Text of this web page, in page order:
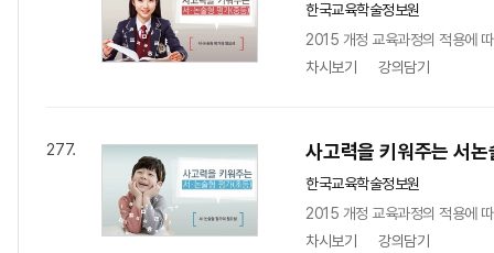
한국교육학술정보원
2015 개정 교육과정의 적용에
차시보기
강의담기
277. 사고력을 키워주는 서
한국교육학술정보원
2015 개정 교육과정의 적용에
차시보기
강의담기